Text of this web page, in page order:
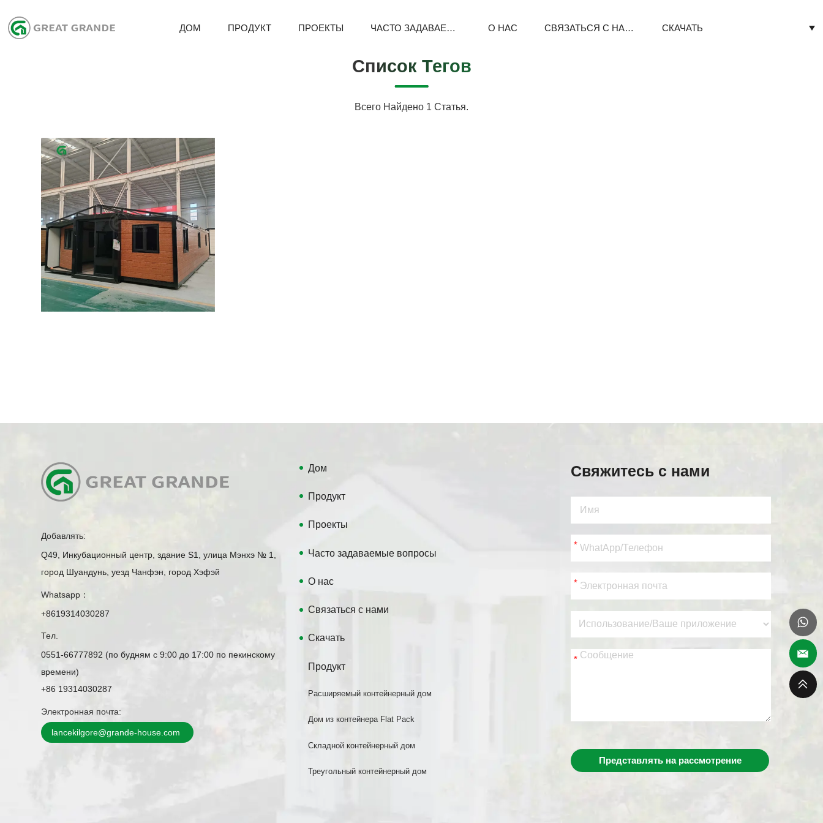
ДОМ ПРОДУКТ ПРОЕКТЫ ЧАСТО ЗАДАВАЕМЫЕ ВОПРОСЫ О НАС СВЯЗАТЬСЯ С НАМИ СКАЧАТЬ
Список Тегов
Всего Найдено 1 Статья.
Свяжитесь с нами
*
*
*
Представлять на рассмотрение
Дом
Продукт
Проекты
Часто задаваемые вопросы
О нас
Связаться с нами
Скачать
Продукт
Расширяемый контейнерный дом
Дом из контейнера Flat Pack
Складной контейнерный дом
Треугольный контейнерный дом
Добавлять:
Q49, Инкубационный центр, здание S1, улица Мэнхэ № 1,
город Шуандунь, уезд Чанфэн, город Хэфэй
Whatsapp：
+8619314030287
Тел.
0551-66777892 (по будням с 9:00 до 17:00 по пекинскому
времени)
+86 19314030287
Электронная почта:
lancekilgore@grande-house.com